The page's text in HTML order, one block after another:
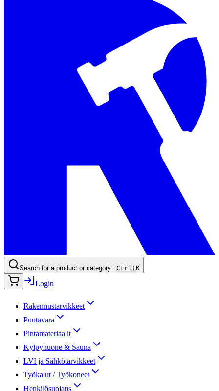
Search for a product or category...Ctrl+K
Login
Rakennustarvikkeet
Puutavara
Pintamateriaalit
Kylpyhuone & Sauna
LVI ja Sähkötarvikkeet
Työkalut / Työkoneet
Henkilösuojaus